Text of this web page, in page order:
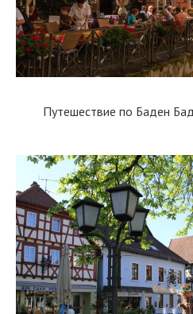
Путешествие по Баден